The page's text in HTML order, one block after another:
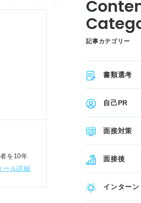
を10年
材育成を
ール詳細
記事カテゴリー
書類選考
自己PR
面接対策
面接後
インターン